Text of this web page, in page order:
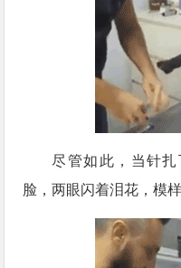
尽管如此，当针
脸，两眼闪着泪花，模